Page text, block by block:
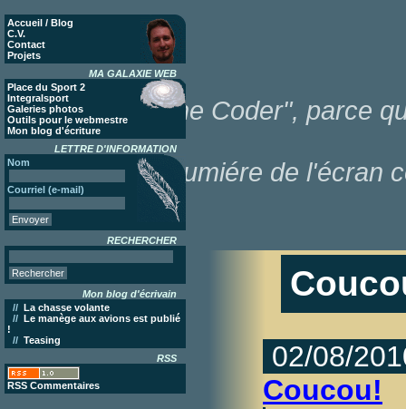
Accueil / Blog
C.V.
Contact
Projets
MA GALAXIE WEB
Place du Sport 2
Integralsport
Galeries photos
Outils pour le webmestre
Mon blog d'écriture
LETTRE D'INFORMATION
Nom
Courriel (e-mail)
RECHERCHER
Mon blog d'écrivain
// La chasse volante
// Le manège aux avions est publié
!
// Teasing
RSS
RSS Commentaires
"Poor Lonesome Coder", parce
dans la lumiére de l'écran
02/08/
Coucou!